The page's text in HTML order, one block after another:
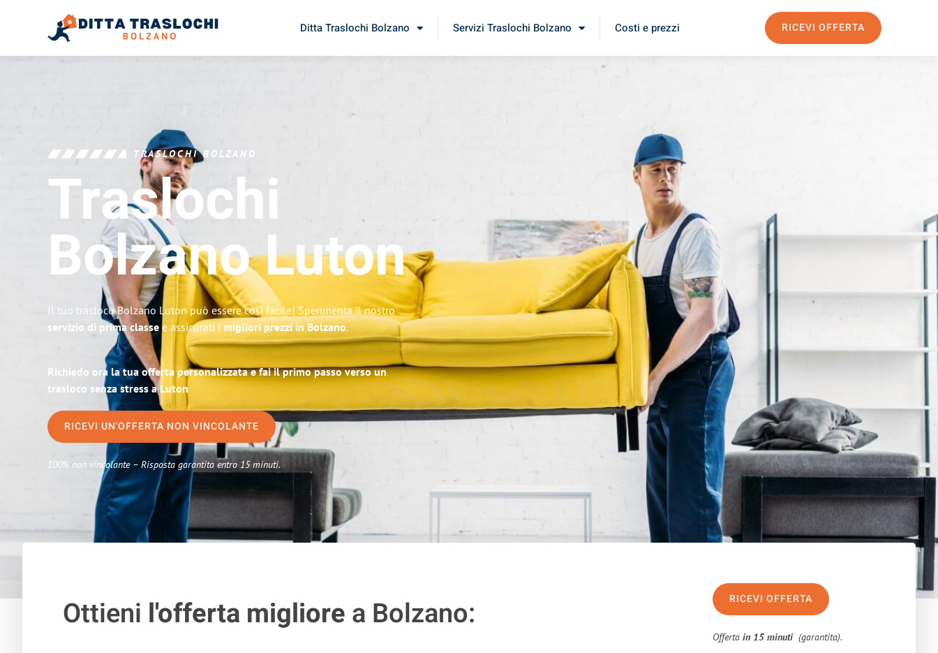
Ditta Traslochi Bolzano Servizi Traslochi Bolzano Costi e prezzi RICEVI OFFERTA
TRASLOCHI BOLZANO
Traslochi
BolzanoLuton
Il tuo trasloco Bolzano Luton può essere così facile! Sperimenta il nostro
servizio di prima classe e assicurati i migliori prezzi in Bolzano.
Richiedo ora la tua offerta personalizzata e fai il primo passo verso un
trasloco senza stress a Luton
RICEVI UN'OFFERTA NON VINCOLANTE
100% non vincolante – Risposta garantita entro 15 minuti.
Ottieni l'offerta migliorea Bolzano: RICEVI OFFERTA
Offertain 15 minuti (garantita).